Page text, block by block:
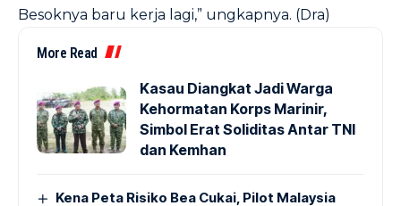
Besoknya baru kerja lagi,” ungkapnya. (Dra)
More Read
Kasau Diangkat Jadi Warga
Kehormatan Korps Marinir,
Simbol Erat Soliditas Antar TNI
dan Kemhan
Kena Peta Risiko Bea Cukai, Pilot Malaysia